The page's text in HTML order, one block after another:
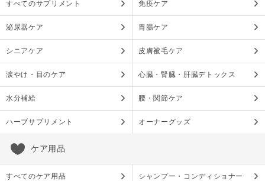
すべてのサプリメント 免疫ケア
泌尿器ケア 胃腸ケア
シニアケア 皮膚被毛ケア
涙やけ・目のケア 心臓・腎臓・肝臓デトックス
水分補給 腰・関節ケア
ハーブサプリメント オーナーグッズ
ケア用品
すべてのケア用品 シャンプー・コンディショナー